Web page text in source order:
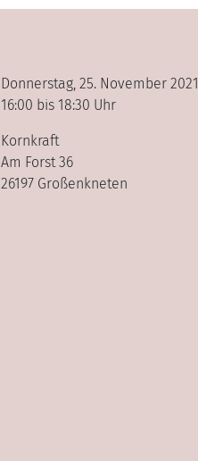
Donnerstag, 25. November 2021,
16:00 bis 18:30 Uhr
Kornkraft
Am Forst 36
26197 Großenkneten